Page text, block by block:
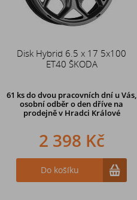
Disk Hybrid 6.5 x 17 5x100
ET40 ŠKODA
61 ksdo dvou pracovních dní u Vás,
osobní odběr o den dříve na
prodejně v Hradci Králové
2 398 Kč
Do košíku